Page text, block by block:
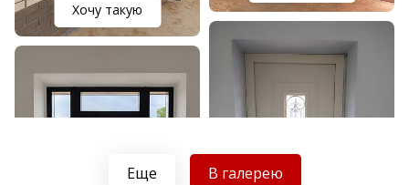
Хочу такую
Еще В галерею